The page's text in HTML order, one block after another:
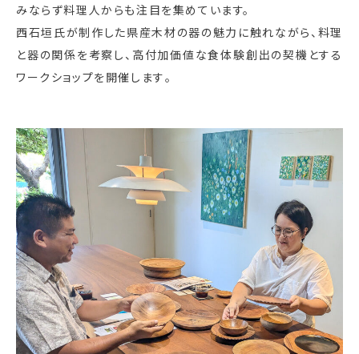
みならず料理人からも注目を集めています。
西石垣氏が制作した県産木材の器の魅力に触れながら、 料理
と器の関係を考察し、 高付加価値な食体験創出の契機とする
ワークショップを開催します。